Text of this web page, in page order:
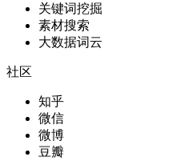
关键词挖掘
素材搜索
大数据词云
社区
知乎
微信
微博
豆瓣